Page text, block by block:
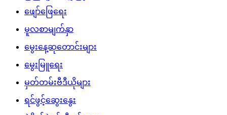
ဖျော်ဖြေရေး
မူလစာမျက်နှာ
မွေးနေ့ဆုတောင်းများ
မွေးမြူရေး
မှတ်တမ်းဗီဒီယိုများ
ရင်ဖွင့်ဆွေးနွေး